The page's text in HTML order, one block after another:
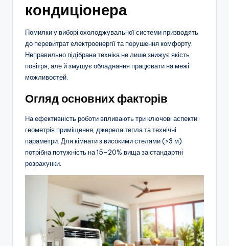
кондиціонера
Помилки у виборі охолоджувальної системи призводять
до перевитрат електроенергії та порушення комфорту.
Неправильно підібрана техніка не лише знижує якість
повітря, але й змушує обладнання працювати на межі
можливостей.
Огляд основних факторів
На ефективність роботи впливають три ключові аспекти:
геометрія приміщення, джерела тепла та технічні
параметри. Для кімнати з високими стелями (>3 м)
потрібна потужність на 15-20% вища за стандартні
розрахунки.